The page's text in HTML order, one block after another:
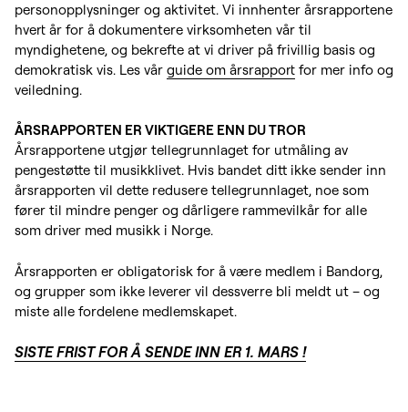
personopplysninger og aktivitet. Vi innhenter årsrapportene
hvert år for å dokumentere virksomheten vår til
myndighetene, og bekrefte at vi driver på frivillig basis og
demokratisk vis. Les vår guide om årsrapport for mer info og
veiledning.
ÅRSRAPPORTEN ER VIKTIGERE ENN DU TROR
Årsrapportene utgjør tellegrunnlaget for utmåling av
pengestøtte til musikklivet. Hvis bandet ditt ikke sender inn
årsrapporten vil dette redusere tellegrunnlaget, noe som
fører til mindre penger og dårligere rammevilkår for alle
som driver med musikk i Norge.
Årsrapporten er obligatorisk for å være medlem i Bandorg,
og grupper som ikke leverer vil dessverre bli meldt ut – og
miste alle fordelene medlemskapet.
SISTE FRIST FOR Å SENDE INN ER 1. MARS !